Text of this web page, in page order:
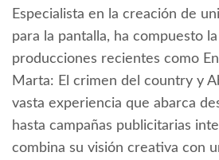
Especialista en la creación de
para la pantalla, ha compuesto
producciones recientes como
Marta: El crimen del country y
vasta experiencia que abarca
hasta campañas publicitarias
combina su visión creativa con